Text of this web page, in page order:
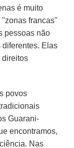
é muito
francas"
pessoas não
diferentes. Elas
direitos
povos
Guarani-
encontramos,
Nas